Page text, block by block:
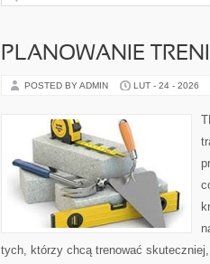
PLANOWANIE
POSTED BY ADMIN LUT - 24 - 2026
tych, którzy chcą trenować